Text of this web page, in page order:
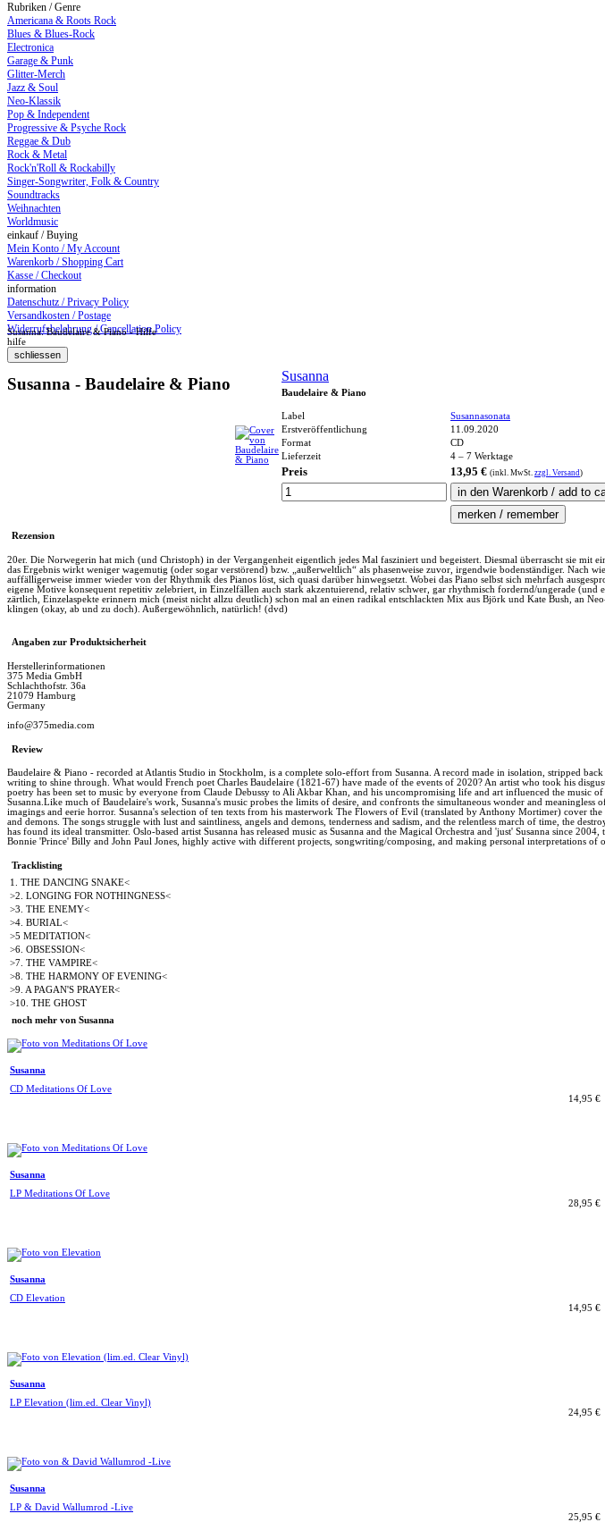
Rubriken / Genre
Americana & Roots Rock
Blues & Blues-Rock
Electronica
Garage & Punk
Glitter-Merch
Jazz & Soul
Neo-Klassik
Pop & Independent
Progressive & Psyche Rock
Reggae & Dub
Rock & Metal
Rock'n'Roll & Rockabilly
Singer-Songwriter, Folk & Country
Soundtracks
Weihnachten
Worldmusic
einkauf / Buying
Mein Konto / My Account
Warenkorb / Shopping Cart
Kasse / Checkout
information
Datenschutz / Privacy Policy
Versandkosten / Postage
Widerrufsbelehrung / Cancellation Policy
Susanna: Baudelaire & Piano - Hilfe
hilfe
Susanna - Baudelaire & Piano Susanna
Baudelaire & Piano
Label
Susannasonata
Erstveröffentlichung
11.09.2020
Format
CD
Lieferzeit
4 – 7 Werktage
Preis 13,95 € (inkl. MwSt. zzgl. Versand)
Rezension
20er. Die Norwegerin hat mich (und Christoph) in der Vergangenheit eigentlich jedes Mal fasziniert und begeistert. Diesmal überrascht sie
das Ergebnis wirkt weniger wagemutig (oder sogar verstörend) bzw. „außerweltlich“ als phasenweise zuvor, irgendwie bodenständiger.
auffälligerweise immer wieder von der Rhythmik des Pianos löst, sich quasi darüber hinwegsetzt. Wobei das Piano selbst sich mehrfach
eigene Motive konsequent repetitiv zelebriert, in Einzelfällen auch stark akzentuierend, relativ schwer, gar rhythmisch fordernd/ungerade
zärtlich, Einzelaspekte erinnern mich (meist nicht allzu deutlich) schon mal an einen radikal entschlackten Mix aus Björk und Kate Bush,
klingen (okay, ab und zu doch). Außergewöhnlich, natürlich! (dvd)
Angaben zur Produktsicherheit
Herstellerinformationen
375 Media GmbH
Schlachthofstr. 36a
21079 Hamburg
Germany
info@375media.com
Review
Baudelaire & Piano - recorded at Atlantis Studio in Stockholm, is a complete solo-effort from Susanna. A record made in isolation, stripped
writing to shine through. What would French poet Charles Baudelaire (1821-67) have made of the events of 2020? An artist who took his
poetry has been set to music by everyone from Claude Debussy to Ali Akbar Khan, and his uncompromising life and art influenced the music
Susanna.Like much of Baudelaire's work, Susanna's music probes the limits of desire, and confronts the simultaneous wonder and
imagings and eerie horror. Susanna's selection of ten texts from his masterwork The Flowers of Evil (translated by Anthony Mortimer) cover
and demons. The songs struggle with lust and saintliness, angels and demons, tenderness and sadism, and the relentless march of time, the
has found its ideal transmitter. Oslo-based artist Susanna has released music as Susanna and the Magical Orchestra and 'just' Susanna since
Bonnie 'Prince' Billy and John Paul Jones, highly active with different projects, songwriting/composing, and making personal interpretations of
Tracklisting
1. THE DANCING SNAKE<
>2. LONGING FOR NOTHINGNESS<
>3. THE ENEMY<
>4. BURIAL<
>5 MEDITATION<
>6. OBSESSION<
>7. THE VAMPIRE<
>8. THE HARMONY OF EVENING<
>9. A PAGAN'S PRAYER<
>10. THE GHOST
noch mehr von Susanna
Susanna
CD Meditations Of Love
14,95 €
Susanna
LP Meditations Of Love
28,95 €
Susanna
CD Elevation
14,95 €
Susanna
LP Elevation (lim.ed. Clear Vinyl)
24,95 €
Susanna
LP & David Wallumrod -Live
25,95 €